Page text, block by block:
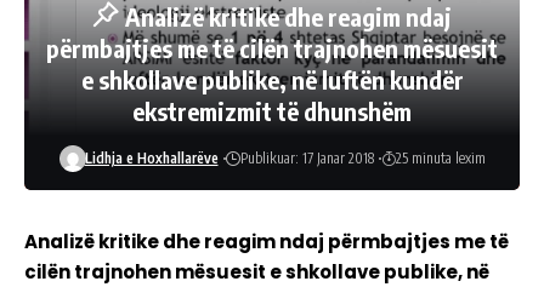
Analizë kritike dhe reagim ndaj
përmbajtjes me të cilën trajnohen mësuesit
e shkollave publike, në luftën kundër
ekstremizmit të dhunshëm
Lidhja e Hoxhallarëve Publikuar: 17 Janar 2018 25 minuta lexim
Analizë kritike dhe reagim ndaj përmbajtjes me të
cilën trajnohen mësuesit e shkollave publike, në